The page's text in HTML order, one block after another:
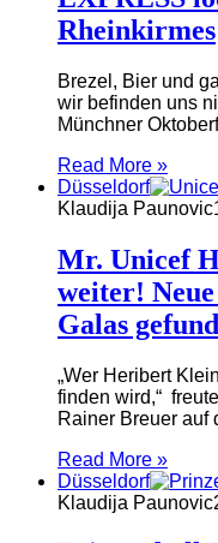
Rheinkirmes
Brezel, Bier und
wir befinden uns
Münchner
Read More »
Düsseldorf
Klaudija Paunovic
Mr. Unicef
weiter!
Galas
„Wer Heribert
finden wird,“
Rainer Breuer auf
Read More »
Düsseldorf
Klaudija Paunovic